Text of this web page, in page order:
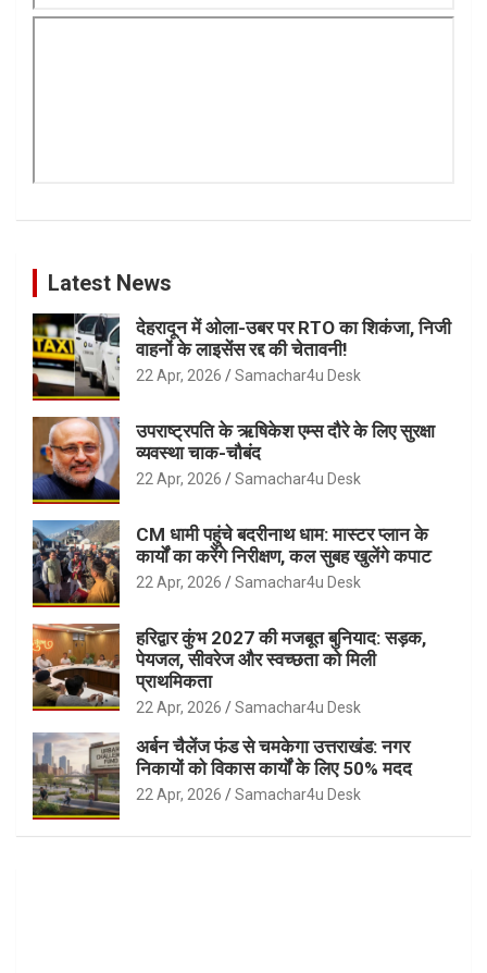
Latest News
देहरादून में ओला-उबर पर RTO का शिकंजा, निजी
वाहनों के लाइसेंस रद्द की चेतावनी!
22 Apr, 2026 Samachar4u Desk
उपराष्ट्रपति के ऋषिकेश एम्स दौरे के लिए सुरक्षा
व्यवस्था चाक-चौबंद
22 Apr, 2026 Samachar4u Desk
CM धामी पहुंचे बदरीनाथ धाम: मास्टर प्लान के
कार्यों का करेंगे निरीक्षण, कल सुबह खुलेंगे कपाट
22 Apr, 2026 Samachar4u Desk
हरिद्वार कुंभ 2027 की मजबूत बुनियाद: सड़क,
पेयजल, सीवरेज और स्वच्छता को मिली
प्राथमिकता
22 Apr, 2026 Samachar4u Desk
अर्बन चैलेंज फंड से चमकेगा उत्तराखंड: नगर
निकायों को विकास कार्यों के लिए 50% मदद
22 Apr, 2026 Samachar4u Desk